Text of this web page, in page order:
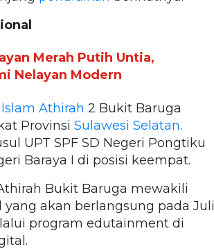
Merah Putih Untia,
Nelayan Modern
Athirah 2 Bukit Baruga
Provinsi Sulawesi Selatan.
UPT SPF SD Negeri Pongtiku
Baraya I di posisi keempat.
Bukit Baruga mewakili
akan berlangsung pada Juli
program edutainment di